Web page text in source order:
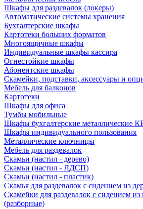
Шкафы для раздевалок (локеры)
Автоматические системы хранения
Бухгалтерские шкафы
Картотеки больших форматов
Многоящичные шкафы
Индивидуальные шкафы кассира
Огнестойкие шкафы
Абонентские шкафы
Скамейки, подставки, аксессуары и
Мебель для балконов
Картотеки
Шкафы для офиса
Тумбы мобильные
Шкафы бухгалтерские металлические
Шкафы индивидуального пользования
Металлические ключницы
Мебель для раздевалок
Скамьи (настил - дерево)
Скамьи (настил - ЛДСП)
Скамьи (настил - пластик)
Скамья для раздевалок с сидением из
Скамейки для раздевалок с сидением из
(разборные)